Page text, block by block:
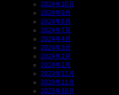
2024年10月
2024年9月
2024年8月
2024年7月
2024年4月
2024年3月
2024年2月
2024年1月
2023年12月
2023年11月
2023年10月